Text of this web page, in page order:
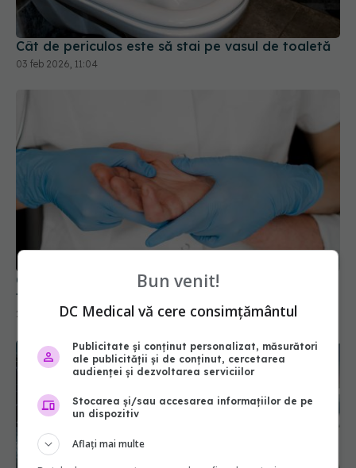
Cât de periculos este să stai pe vasul de toaletă
03 feb 2026, 11:04
Cât de utile sunt, de fapt, mănușile nesterile. Ce
trebuie să știi dacă ești pacient
20 oct 2025, 18:55
Bun venit!
DC Medical vă cere consimțământul
Publicitate și conținut personalizat, măsurători
ale publicității și de conținut, cercetarea
audienței și dezvoltarea serviciilor
Stocarea și/sau accesarea informațiilor de pe
un dispozitiv
Aflați mai multe